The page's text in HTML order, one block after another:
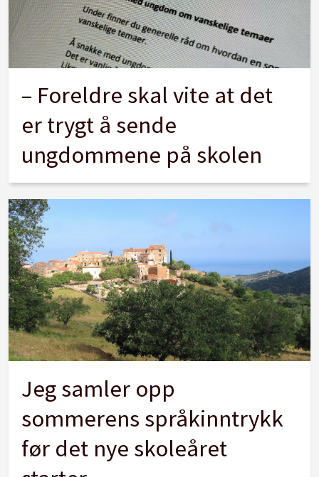
– Foreldre skal vite at det
er trygt å sende
ungdommene på skolen
Jeg samler opp
sommerens språkinntrykk
før det nye skoleåret